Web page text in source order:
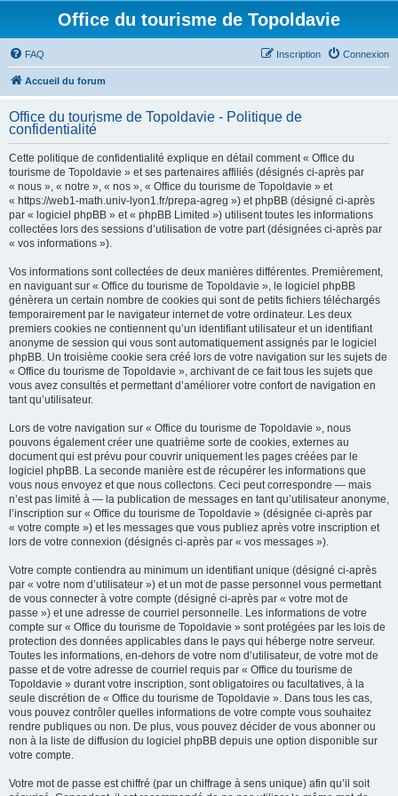
Office du tourisme de Topoldavie
FAQ Connexion
Inscription
Accueil du forum
Office du tourisme de Topoldavie - Politique de
confidentialité
Cette politique de confidentialité explique en détail comment « Office du
tourisme de Topoldavie » et ses partenaires affiliés (désignés ci-après par
« nous », « notre », « nos », « Office du tourisme de Topoldavie » et
« https://web1-math.univ-lyon1.fr/prepa-agreg ») et phpBB (désigné ci-après
par « logiciel phpBB » et « phpBB Limited ») utilisent toutes les informations
collectées lors des sessions d’utilisation de votre part (désignées ci-après par
« vos informations »).
Vos informations sont collectées de deux manières différentes. Premièrement,
en naviguant sur « Office du tourisme de Topoldavie », le logiciel phpBB
génèrera un certain nombre de cookies qui sont de petits fichiers téléchargés
temporairement par le navigateur internet de votre ordinateur. Les deux
premiers cookies ne contiennent qu’un identifiant utilisateur et un identifiant
anonyme de session qui vous sont automatiquement assignés par le logiciel
phpBB. Un troisième cookie sera créé lors de votre navigation sur les sujets de
« Office du tourisme de Topoldavie », archivant de ce fait tous les sujets que
vous avez consultés et permettant d’améliorer votre confort de navigation en
tant qu’utilisateur.
Lors de votre navigation sur « Office du tourisme de Topoldavie », nous
pouvons également créer une quatrième sorte de cookies, externes au
document qui est prévu pour couvrir uniquement les pages créées par le
logiciel phpBB. La seconde manière est de récupérer les informations que
vous nous envoyez et que nous collectons. Ceci peut correspondre — mais
n’est pas limité à — la publication de messages en tant qu’utilisateur anonyme,
l’inscription sur « Office du tourisme de Topoldavie » (désignée ci-après par
« votre compte ») et les messages que vous publiez après votre inscription et
lors de votre connexion (désignés ci-après par « vos messages »).
Votre compte contiendra au minimum un identifiant unique (désigné ci-après
par « votre nom d’utilisateur ») et un mot de passe personnel vous permettant
de vous connecter à votre compte (désigné ci-après par « votre mot de
passe ») et une adresse de courriel personnelle. Les informations de votre
compte sur « Office du tourisme de Topoldavie » sont protégées par les lois de
protection des données applicables dans le pays qui héberge notre serveur.
Toutes les informations, en-dehors de votre nom d’utilisateur, de votre mot de
passe et de votre adresse de courriel requis par « Office du tourisme de
Topoldavie » durant votre inscription, sont obligatoires ou facultatives, à la
seule discrétion de « Office du tourisme de Topoldavie ». Dans tous les cas,
vous pouvez contrôler quelles informations de votre compte vous souhaitez
rendre publiques ou non. De plus, vous pouvez décider de vous abonner ou
non à la liste de diffusion du logiciel phpBB depuis une option disponible sur
votre compte.
Votre mot de passe est chiffré (par un chiffrage à sens unique) afin qu’il soit